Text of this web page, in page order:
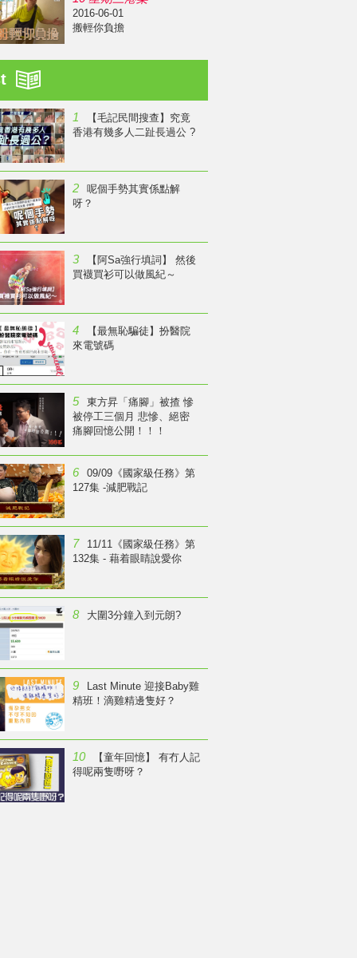
2016-06-01
搬輕你負擔
1
【毛記民間搜查】究竟
香港有幾多人二趾長過公 ?
2
呢個手勢其實係點解
呀？
3
【阿Sa強行填詞】 然後
買襪買衫可以做風紀～
4
【最無恥騙徒】扮醫院
來電號碼
5
東方昇「痛腳」被揸 慘
被停工三個月 悲慘、絕密
痛腳回憶公開！！！
6
09/09《國家級任務》第
127集 -減肥戰記
7
11/11《國家級任務》第
132集 - 藉着眼睛說愛你
8 大圍3分鐘入到元朗?
9
Last Minute 迎接Baby雞
精班！滴雞精邊隻好？
10
【童年回憶】 有冇人記
得呢兩隻嘢呀？